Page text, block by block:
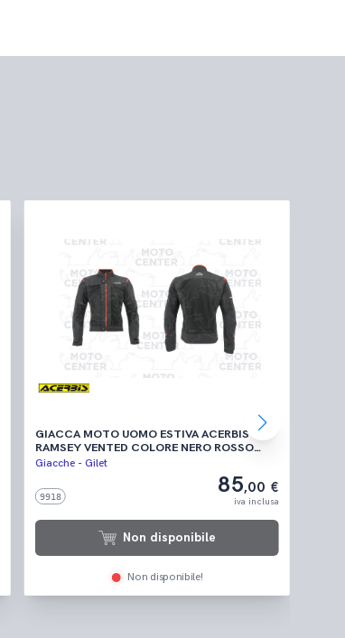
GIACCA MOTO UOMO ESTIVA ACERBIS CE
RAMSEY VENTED COLORE NERO ROSSO
TAGLIA L
Giacche - Gilet
9918 85,00 €
iva inclusa
Non disponibile
Non disponibile!